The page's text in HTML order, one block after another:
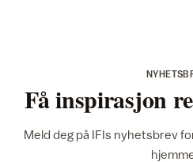
Få inspirasjon
Meld deg på IFIs nyhetsbrev